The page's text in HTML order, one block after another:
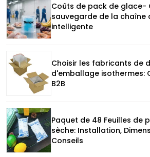
Coûts de pack de glace-
sauvegarde de la chaîne
intelligente
Choisir les fabricants de
d'emballage isothermes:
B2B
Paquet de 48 Feuilles de
sèche: Installation,
Conseils